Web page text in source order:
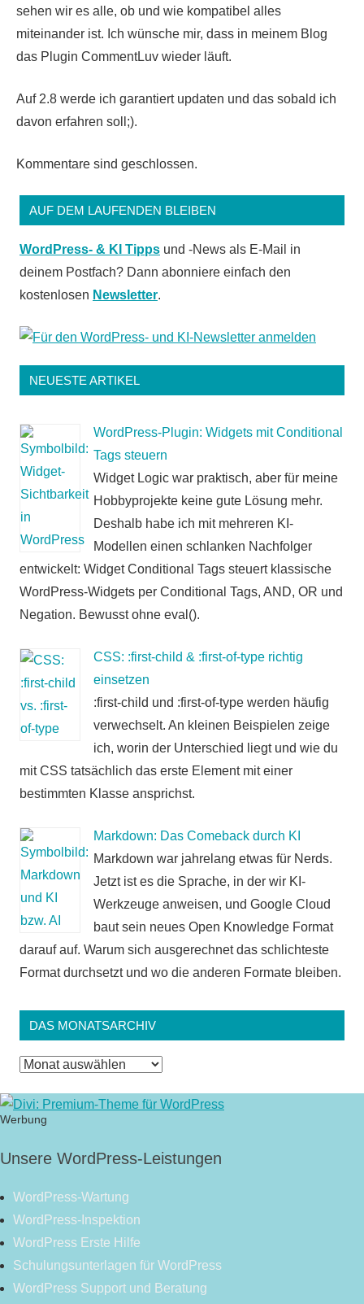
sehen wir es alle, ob und wie kompatibel alles
miteinander ist. Ich wünsche mir, dass in meinem Blog
das Plugin CommentLuv wieder läuft.
Auf 2.8 werde ich garantiert updaten und das sobald ich
davon erfahren soll;).
Kommentare sind geschlossen.
AUF DEM LAUFENDEN BLEIBEN
WordPress- & KI Tipps und -News als E-Mail in
deinem Postfach? Dann abonniere einfach den
kostenlosen Newsletter.
NEUESTE ARTIKEL
WordPress-Plugin: Widgets mit Conditional
Tags steuern
Widget Logic war praktisch, aber für meine
Hobbyprojekte keine gute Lösung mehr.
Deshalb habe ich mit mehreren KI-
Modellen einen schlanken Nachfolger
entwickelt: Widget Conditional Tags steuert klassische
WordPress-Widgets per Conditional Tags, AND, OR und
Negation. Bewusst ohne eval().
CSS: :first-child & :first-of-type richtig
einsetzen
:first-child und :first-of-type werden häufig
verwechselt. An kleinen Beispielen zeige
ich, worin der Unterschied liegt und wie du
mit CSS tatsächlich das erste Element mit einer
bestimmten Klasse ansprichst.
Markdown: Das Comeback durch KI
Markdown war jahrelang etwas für Nerds.
Jetzt ist es die Sprache, in der wir KI-
Werkzeuge anweisen, und Google Cloud
baut sein neues Open Knowledge Format
darauf auf. Warum sich ausgerechnet das schlichteste
Format durchsetzt und wo die anderen Formate bleiben.
DAS MONATSARCHIV
Das
Werbung
Unsere WordPress-Leistungen
WordPress-Wartung
WordPress-Inspektion
WordPress Erste Hilfe
Schulungsunterlagen für WordPress
WordPress Support und Beratung